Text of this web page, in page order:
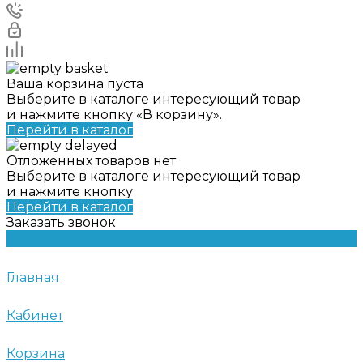
Ваша корзина пуста
Выберите в каталоге интересующий товар
и нажмите кнопку «В корзину».
Перейти в каталог
Отложенных товаров нет
Выберите в каталоге интересующий товар
и нажмите кнопку
Перейти в каталог
Заказать звонок
Главная
Кабинет
Корзина